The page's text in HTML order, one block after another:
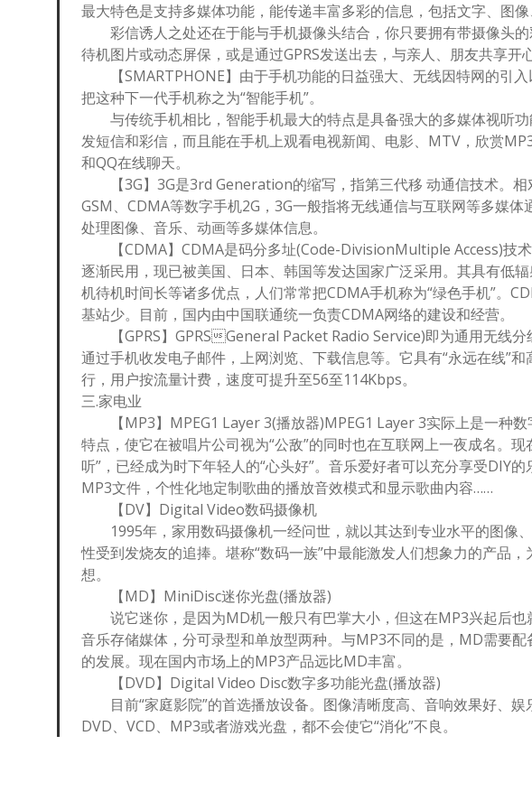
最大特色是支持多媒体功能，能传递丰富多彩的信息，包括文字、图像
彩信诱人之处还在于能与手机摄像头结合，你只要拥有带摄像头的
待机图片或动态屏保，或是通过GPRS发送出去，与亲人、朋友共享开心
【SMARTPHONE】由于手机功能的日益强大、无线因特网的引入
把这种下一代手机称之为“智能手机”。
与传统手机相比，智能手机最大的特点是具备强大的多媒体视听功
发短信和彩信，而且能在手机上观看电视新闻、电影、MTV，欣赏
和QQ在线聊天。
【3G】3G是3rd Generation的缩写，指第三代移 动通信技术。相
GSM、CDMA等数字手机2G，3G一般指将无线通信与互联网等多媒
处理图像、音乐、动画等多媒体信息。
【CDMA】CDMA是码分多址(Code-DivisionMultiple Access)技术
逐渐民用，现已被美国、日本、韩国等发达国家广泛采用。其具有低
机待机时间长等诸多优点，人们常常把CDMA手机称为“绿色手机”。
基站少。目前，国内由中国联通统一负责CDMA网络的建设和经营。
【GPRS】GPRSGeneral Packet Radio Service)即为通用无线分
通过手机收发电子邮件，上网浏览、下载信息等。它具有“永远在线”
行，用户按流量计费，速度可提升至56至114Kbps。
三.家电业
【MP3】MPEG1 Layer 3(播放器)MPEG1 Layer 3实际上是一种数
特点，使它在被唱片公司视为“公敌”的同时也在互联网上一夜成名。
听”，已经成为时下年轻人的“心头好”。音乐爱好者可以充分享受DIY
MP3文件，个性化地定制歌曲的播放音效模式和显示歌曲内容……
【DV】Digital Video数码摄像机
1995年，家用数码摄像机一经问世，就以其达到专业水平的图像
性受到发烧友的追捧。堪称“数码一族”中最能激发人们想象力的产品
想。
【MD】MiniDisc迷你光盘(播放器)
说它迷你，是因为MD机一般只有巴掌大小，但这在MP3兴起后也
音乐存储媒体，分可录型和单放型两种。与MP3不同的是，MD需要
的发展。现在国内市场上的MP3产品远比MD丰富。
【DVD】Digital Video Disc数字多功能光盘(播放器)
目前“家庭影院”的首选播放设备。图像清晰度高、音响效果好、娱
DVD、VCD、MP3或者游戏光盘，都不会使它“消化”不良。